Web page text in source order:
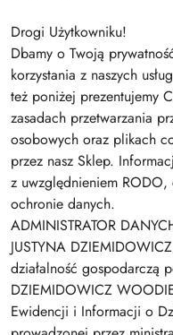
Drogi Użytkowniku!
Dbamy o Twoją
korzystania z naszych
też poniżej prezentujemy
zasadach przetwarzania
osobowych oraz plikach
przez nasz Sklep.
z uwzględnieniem
ochronie danych.
ADMINISTRATOR
JUSTYNA
działalność gospodarczą
DZIEMIDOWICZ
Ewidencji i Informacji o